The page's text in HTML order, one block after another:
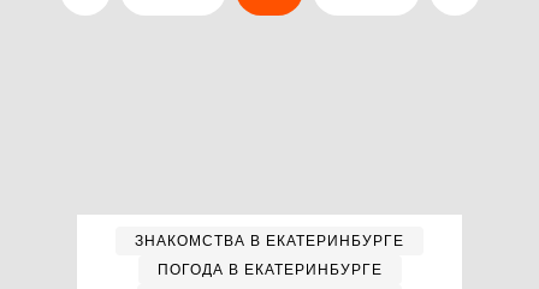
ЗНАКОМСТВА В ЕКАТЕРИНБУРГЕ
ПОГОДА В ЕКАТЕРИНБУРГЕ